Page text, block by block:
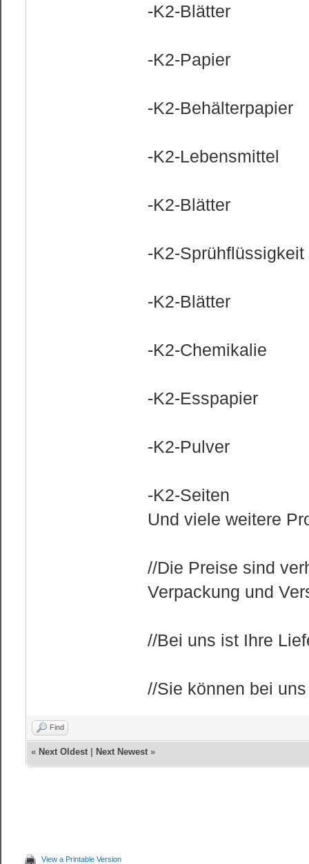
-K2-Blätter
-K2-Papier
-K2-Behälterpapier
-K2-Lebensmittel
-K2-Blätter
-K2-Sprühflüssigkeit
-K2-Blätter
-K2-Chemikalie
-K2-Esspapier
-K2-Pulver
-K2-Seiten
Und viele weitere
//Die Preise sind
Verpackung und
//Bei uns ist Ihre
//Sie können bei
Find
« Next Oldest| Next Newest»
View a Printable Version